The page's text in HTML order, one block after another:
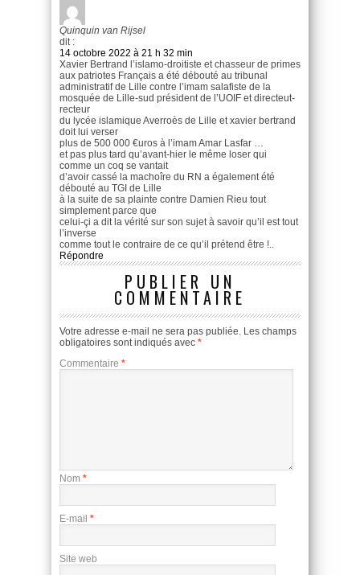
Quinquin van Rijsel
dit :
14 octobre 2022 à 21 h 32 min
Xavier Bertrand l’islamo-droitiste et chasseur de primes
aux patriotes Français a été débouté au tribunal
administratif de Lille contre l’imam salafiste de la
mosquée de Lille-sud président de l’UOIF et directeut-
recteur
du lycée islamique Averroès de Lille et xavier bertrand
doit lui verser
plus de 500 000 €uros à l’imam Amar Lasfar …
et pas plus tard qu’avant-hier le même loser qui
comme un coq se vantait
d’avoir cassé la machoîre du RN a également été
débouté au TGI de Lille
à la suite de sa plainte contre Damien Rieu tout
simplement parce que
celui-çi a dit la vérité sur son sujet à savoir qu’il est tout
l’inverse
comme tout le contraire de ce qu’il prétend être !..
Répondre
PUBLIER UN
COMMENTAIRE
Votre adresse e-mail ne sera pas publiée. Les champs
obligatoires sont indiqués avec *
Commentaire *
Nom *
E-mail *
Site web